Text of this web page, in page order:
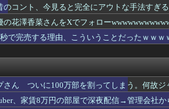
···？」ﾊﾟｼｬ
れている理由判明、県民も知らなかった「多
に終始謝りたおしててダサすぎる。正直か...
もちに大興奮！二人の意気投合っぷりが最高
しかったのか尋ねた。すると「本当は世の中
8月に配信
っちゃ見えるようになるｗｗｗ
"お姉さん(35)を指名してしまうんやが...
のコント、今見ると完全にアウトな手法すぎ
の花澤香菜さんをXでフォロー
で完売する理由、こういうことだったｗｗｗ
さん ついに100万部を割ってしまう。何故
、家賃8万円の部屋で深夜配信→管理会社